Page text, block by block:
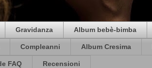
Gravidanza Album bebè-bimba
Compleanni Album Cresima
FAQ Recensioni